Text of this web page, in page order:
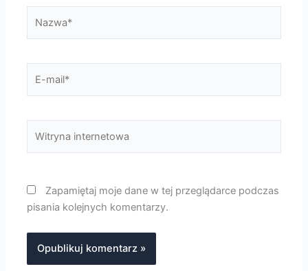
mail*
internetowa
Zapamiętaj moje dane w tej przeglądarce podczas
pisania kolejnych komentarzy.